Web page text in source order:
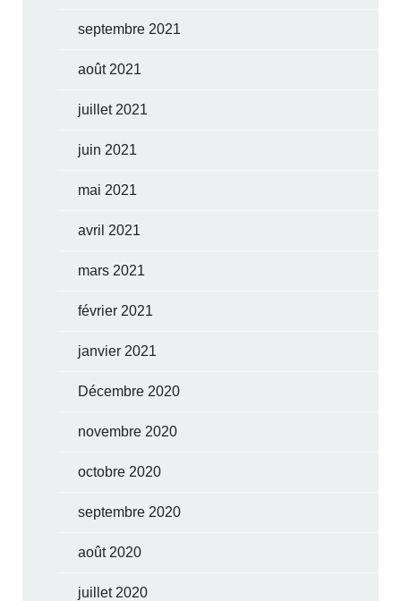
septembre 2021
août 2021
juillet 2021
juin 2021
mai 2021
avril 2021
mars 2021
février 2021
janvier 2021
Décembre 2020
novembre 2020
octobre 2020
septembre 2020
août 2020
juillet 2020